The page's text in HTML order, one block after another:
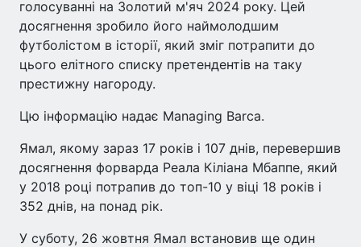
голосуванні на Золотий м'яч 2024 року. Цей
досягнення зробило його наймолодшим
футболістом в історії, який зміг потрапити до
цього елітного списку претендентів на таку
престижну нагороду.
Цю інформацію надає Managing Barca.
Ямал, якому зараз 17 років і 107 днів, перевершив
досягнення форварда Реала Кіліана Мбаппе, який
у 2018 році потрапив до топ-10 у віці 18 років і
352 днів, на понад рік.
У суботу, 26 жовтня Ямал встановив ще один